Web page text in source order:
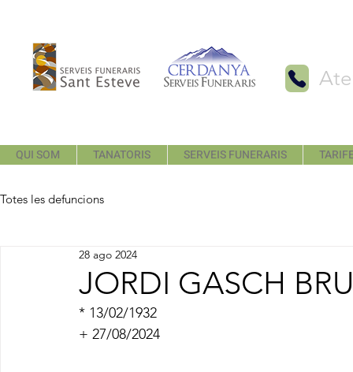
QUI SOM TANATORIS SERVEIS FUNERARIS
Totes les defuncions
JORDI GASCH
28 ago 2024
* 13/02/1932
+ 27/08/2024